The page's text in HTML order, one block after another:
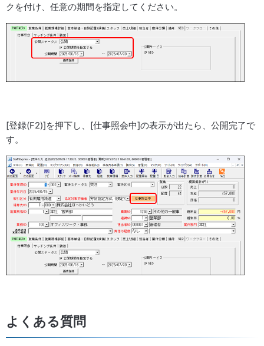
クを付け、任意の期間を指定してください。
[登録(F2)]を押下し、[仕事照会中]の表示が出たら、公開完了で
す。
よくある質問